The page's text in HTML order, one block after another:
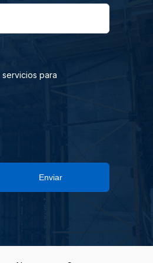
para
Enviar